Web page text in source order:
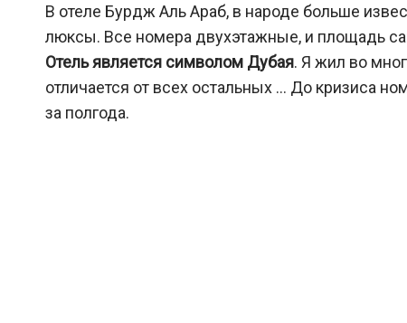
В отеле Бурдж Аль Араб, в народе больше
люксы. Все номера двухэтажные, и площадь
Отель является символом Дубая. Я жил во
отличается от всех остальных … До кризиса
за полгода.